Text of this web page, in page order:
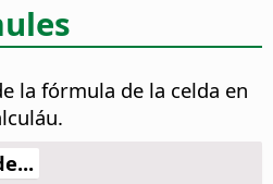
la fórmula de la celda en